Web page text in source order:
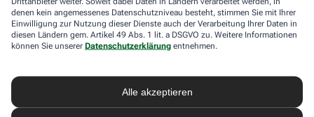
denen kein angemessenes Datenschutzniveau besteht, stimmen Sie mit Ihrer
Einwilligung zur Nutzung dieser Dienste auch der Verarbeitung Ihrer Daten in
diesen Ländern gem. Artikel 49 Abs. 1 lit. a DSGVO zu. Weitere Informationen
können Sie unserer Datenschutzerklärung entnehmen.
Alle akzeptieren
Information der Stadt-Apotheke
Stadt-Apotheke
94078 Freyung